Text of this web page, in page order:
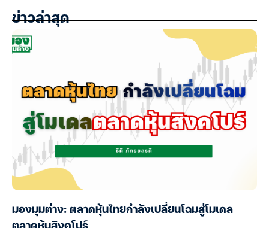
ข่าวล่าสุด
มองมุมต่าง: ตลาดหุ้นไทยกำลังเปลี่ยนโฉมสู่โมเดล